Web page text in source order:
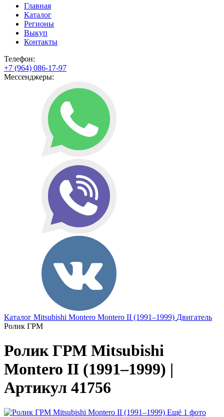
Главная
Каталог
Регионы
Выкуп
Контакты
Телефон:
+7 (964) 086-17-97
Мессенджеры:
Каталог Mitsubishi Montero Montero II (1991–1999) Двигатель
Ролик ГРМ
Ролик ГРМ Mitsubishi
Montero II (1991–1999) |
Артикул 41756
Ещё 1 фото